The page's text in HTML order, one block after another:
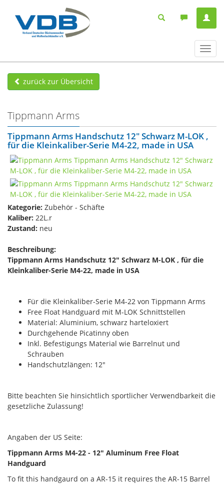
ein-/
zurück zur Übersicht
Tippmann Arms
Tippmann Arms Handschutz 12" Schwarz M-LOK ,
für die Kleinkaliber-Serie M4-22, made in USA
Kategorie: Zubehör - Schäfte
Kaliber: 22L.r
Zustand: neu
Beschreibung:
Tippmann Arms Handschutz 12" Schwarz M-LOK , für die
Kleinkaliber-Serie M4-22, made in USA
Für die Kleinkaliber-Serie M4-22 von Tippmann Arms
Free Float Handguard mit M-LOK Schnittstellen
Material: Aluminium, schwarz harteloxiert
Durchgehende Picatinny oben
Inkl. Befestigungs Material wie Barrelnut und
Schrauben
Handschutzlängen: 12"
Bitte beachten Sie hinsichtlich sportlicher Verwendbarkeit die
gesetzliche Zulassung!
Angaben der US Seite:
Tippmann Arms M4-22 - 12" Aluminum Free Float
Handguard
To fit this handgaurd on a AR-15 it requires the AR-15 Barrel